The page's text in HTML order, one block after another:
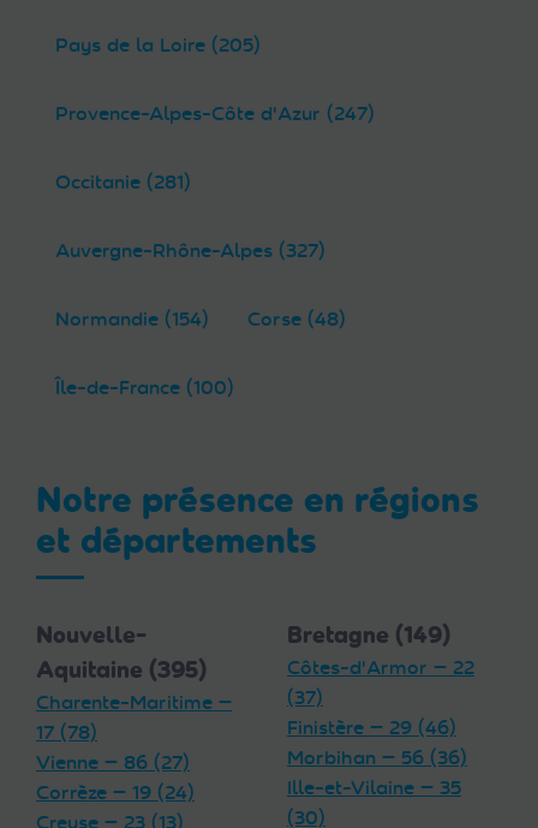
Pays de la Loire (205)
Provence-Alpes-Côte d'Azur (247)
Occitanie (281)
Auvergne-Rhône-Alpes (327)
Normandie (154) Corse (48)
Île-de-France (100)
Notre présence en régions
et départements
Nouvelle-
Aquitaine (395)
Charente-Maritime —
17 (78)
Vienne — 86 (27)
Corrèze — 19 (24)
Creuse — 23 (13)
Bretagne (149)
Côtes-d'Armor — 22
(37)
Finistère — 29 (46)
Morbihan — 56 (36)
Ille-et-Vilaine — 35
(30)